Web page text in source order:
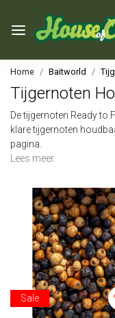
Home Baitworld
Tijgernoten
De tijgernoten Ready to
klare tijgernoten
pagina.
Lees meer.
Sale